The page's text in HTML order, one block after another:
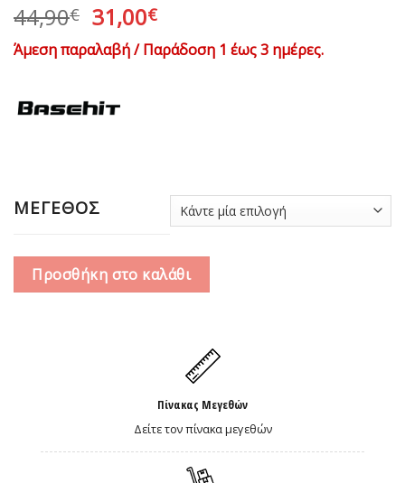
44,90€ Original
price
was:
31,00€Η
τρέχουσα
τιμή
Άμεση παραλαβή / Παράδοση 1 έως 3 ημέρες.
ΜΕΓΕΘΟΣ
Προσθήκη στο καλάθι
Πίνακας Μεγεθών
Δείτε τον πίνακα μεγεθών